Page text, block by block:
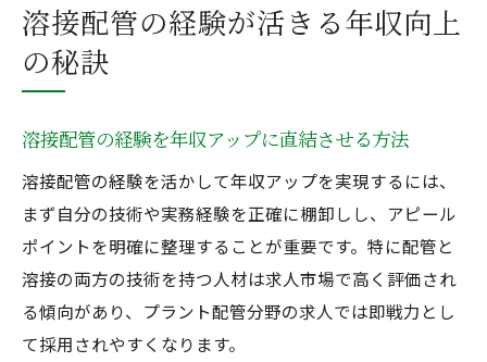
溶接配管の経験が活きる年収向上
の秘訣
溶接配管の経験を年収アップに直結させる方法
溶接配管の経験を活かして年収アップを実現するには、
まず自分の技術や実務経験を正確に棚卸しし、アピール
ポイントを明確に整理することが重要です。特に配管と
溶接の両方の技術を持つ人材は求人市場で高く評価され
る傾向があり、プラント配管分野の求人では即戦力とし
て採用されやすくなります。